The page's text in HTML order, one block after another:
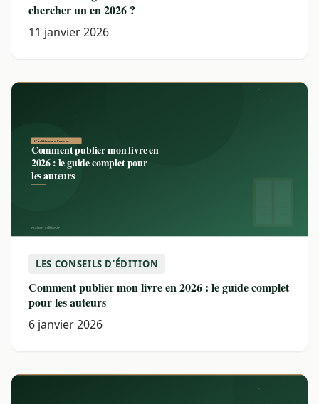
chercher un en 2026 ?
11 janvier 2026
LES CONSEILS D'ÉDITION
Comment publier mon livre en 2026 : le guide complet
pour les auteurs
6 janvier 2026